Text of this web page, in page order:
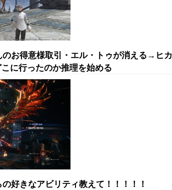
のお得意様取引・エル・トゥが消える→ヒカ
に行ったのか推理を始める
好きなアビリティ教えて！！！！！